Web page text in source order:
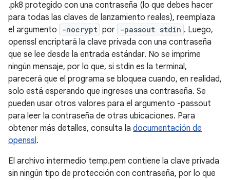
.pk8 protegido con una contraseña (lo que debes hacer
para todas las claves de lanzamiento reales), reemplaza
el argumento
-nocrypt por -passout stdin . Luego,
openssl encriptará la clave privada con una contraseña
que se lee desde la entrada estándar. No se imprime
ningún mensaje, por lo que, si stdin es la terminal,
parecerá que el programa se bloquea cuando, en realidad,
solo está esperando que ingreses una contraseña. Se
pueden usar otros valores para el argumento -passout
para leer la contraseña de otras ubicaciones. Para
obtener más detalles, consulta la documentación de
openssl.
El archivo intermedio temp.pem contiene la clave privada
sin ningún tipo de protección con contraseña, por lo que